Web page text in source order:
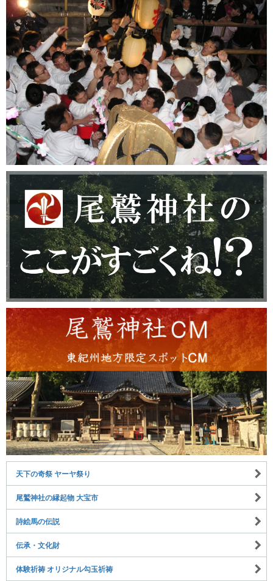
天下の奇祭 ヤーヤ祭り
尾鷲神社の縁起物 大宝市
詩絵馬の伝説
伝承・文化財
体験祈祷 オリジナル勾玉祈祷